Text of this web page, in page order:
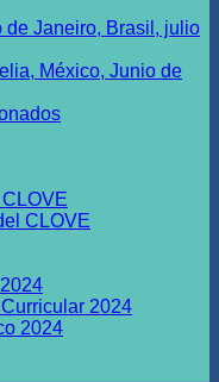
de Janeiro, Brasil, julio
México, Junio de
CLOVE
2024
2024